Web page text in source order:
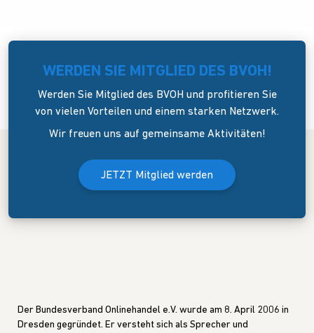
WERDEN SIE MITGLIED DES BVOH!
Werden Sie Mitglied des BVOH und profitieren Sie
von vielen Vorteilen und einem starken Netzwerk.
Wir freuen uns auf gemeinsame Aktivitäten!
JETZT Mitglied werden
Der Bundesverband Onlinehandel e.V. wurde am 8. April 2006 in
Dresden gegründet. Er versteht sich als Sprecher und